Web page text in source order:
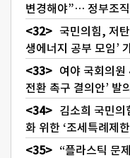
변경해야”… 정부조
국민의힘, 저
생에너지 공부 모임’
여야 국회의원
전환 촉구 결의안’ 발
김소희 국민의
화 위한 ‘조세특례제
“플라스틱 문